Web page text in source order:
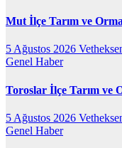
Mut İlçe Tarım ve
5 Ağustos 2026
Genel Haber
Toroslar İlçe Tarım ve
5 Ağustos 2026
Genel Haber